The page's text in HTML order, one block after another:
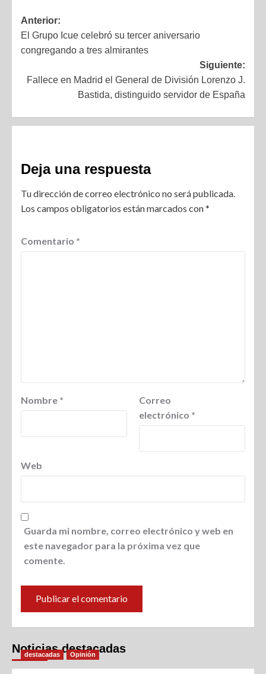
Anterior:
El Grupo Icue celebró su tercer aniversario
congregando a tres almirantes
Siguiente:
Fallece en Madrid el General de División Lorenzo J.
Bastida, distinguido servidor de España
Deja una respuesta
Tu dirección de correo electrónico no será publicada.
Los campos obligatorios están marcados con*
Comentario *
Nombre *
Correo
electrónico *
Web
Guarda mi nombre, correo electrónico y web en
este navegador para la próxima vez que
comente.
Noticias destacadas
destacadas Opinión